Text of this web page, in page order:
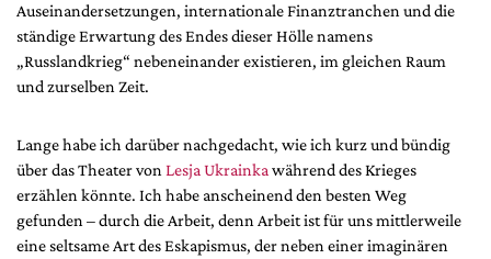
Shop / Abo
Newsletter
Redaktion
Autor:innen
Partner
Mediadaten
Suche
Auseinandersetzungen, internationale Finanztranchen und die
ständige Erwartung des Endes dieser Hölle namens
„Russlandkrieg“ nebeneinander existieren, im gleichen Raum
und zurselben Zeit.
Lange habe ich darüber nachgedacht, wie ich kurz und bündig
über das Theater von Lesja Ukrainka während des Krieges
erzählen könnte. Ich habe anscheinend den besten Weg
gefunden – durch die Arbeit, denn Arbeit ist für uns mittlerweile
eine seltsame Art des Eskapismus, der neben einer imaginären